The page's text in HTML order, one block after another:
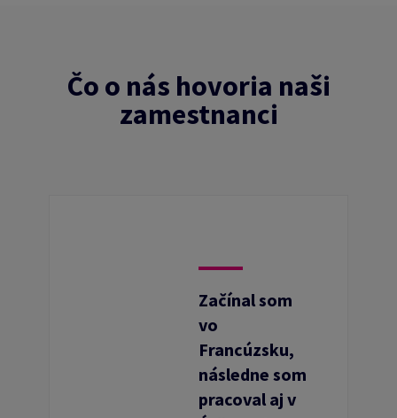
Čo o nás hovoria naši
zamestnanci
Začínal som
vo
Francúzsku,
následne som
pracoval aj v